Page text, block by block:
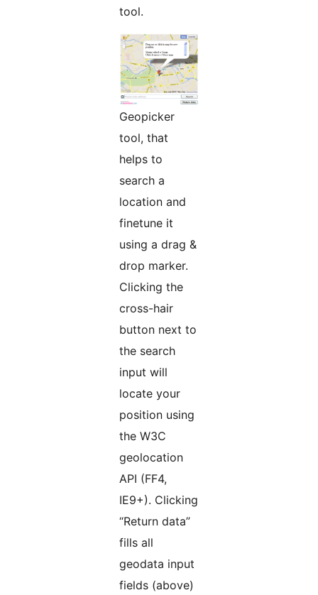
tool.
Geopicker
tool, that
helps to
search a
location and
finetune it
using a drag &
drop marker.
Clicking the
cross-hair
button next to
the search
input will
locate your
position using
the W3C
geolocation
API (FF4,
IE9+). Clicking
“Return data”
fills all
geodata input
fields (above)